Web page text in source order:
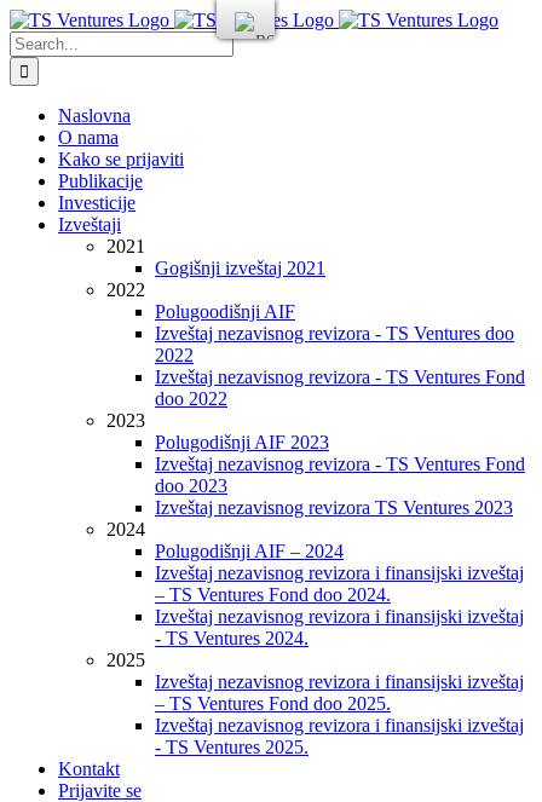
Skip
to
content
Search
for:
Naslovna
O nama
Kako se prijaviti
Publikacije
Investicije
Izveštaji
2021
Gogišnji izveštaj 2021
2022
Polugoodišnji AIF
Izveštaj nezavisnog revizora - TS Ventures doo
2022
Izveštaj nezavisnog revizora - TS Ventures Fond
doo 2022
2023
Polugodišnji AIF 2023
Izveštaj nezavisnog revizora - TS Ventures Fond
doo 2023
Izveštaj nezavisnog revizora TS Ventures 2023
2024
Polugodišnji AIF – 2024
Izveštaj nezavisnog revizora i finansijski izveštaj
– TS Ventures Fond doo 2024.
Izveštaj nezavisnog revizora i finansijski izveštaj
- TS Ventures 2024.
2025
Izveštaj nezavisnog revizora i finansijski izveštaj
– TS Ventures Fond doo 2025.
Izveštaj nezavisnog revizora i finansijski izveštaj
- TS Ventures 2025.
Kontakt
Prijavite se